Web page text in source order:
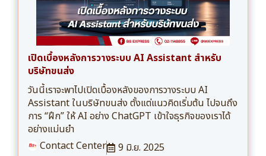
เปิดเบื้องหลังการวางระบบ AI Assistant สำหรับ
บริษัทขนส่ง
วันนี้เราจะพาไปเปิดเบื้องหลังของการวางระบบ AI
Assistant ในบริษัทขนส่ง ตั้งแต่แนวคิดเริ่มต้น ไปจนถึง
การ “ฝึก” ให้ AI อย่าง ChatGPT เข้าใจธุรกิจของเราได้
อย่างแม่นยำ
Contact Center
9 มิ.ย. 2025